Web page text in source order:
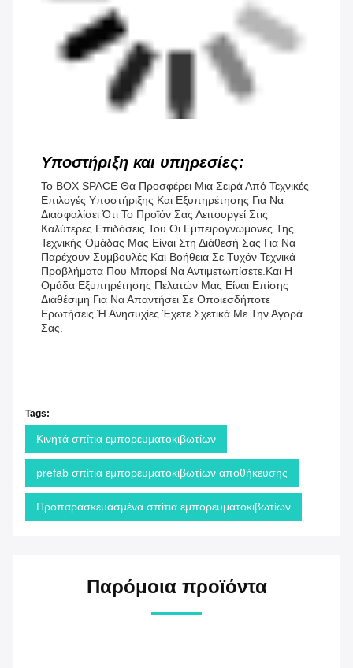
Υποστήριξη και υπηρεσίες:
Το BOX SPACE Θα Προσφέρει Μια Σειρά Από Τεχνικές
Επιλογές Υποστήριξης Και Εξυπηρέτησης Για Να
Διασφαλίσει Ότι Το Προϊόν Σας Λειτουργεί Στις
Καλύτερες Επιδόσεις Του.Οι Εμπειρογνώμονες Της
Τεχνικής Ομάδας Μας Είναι Στη Διάθεσή Σας Για Να
Παρέχουν Συμβουλές Και Βοήθεια Σε Τυχόν Τεχνικά
Προβλήματα Που Μπορεί Να Αντιμετωπίσετε.Και Η
Ομάδα Εξυπηρέτησης Πελατών Μας Είναι Επίσης
Διαθέσιμη Για Να Απαντήσει Σε Οποιεσδήποτε
Ερωτήσεις Ή Ανησυχίες Έχετε Σχετικά Με Την Αγορά
Σας.
Tags:
Κινητά σπίτια εμπορευματοκιβωτίων
prefab σπίτια εμπορευματοκιβωτίων αποθήκευσης
Προπαρασκευασμένα σπίτια εμπορευματοκιβωτίων
Παρόμοια προϊόντα